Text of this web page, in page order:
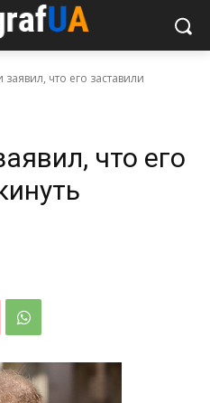
что его заставили
что его